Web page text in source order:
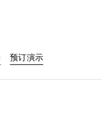
预订演示Link Opens in New